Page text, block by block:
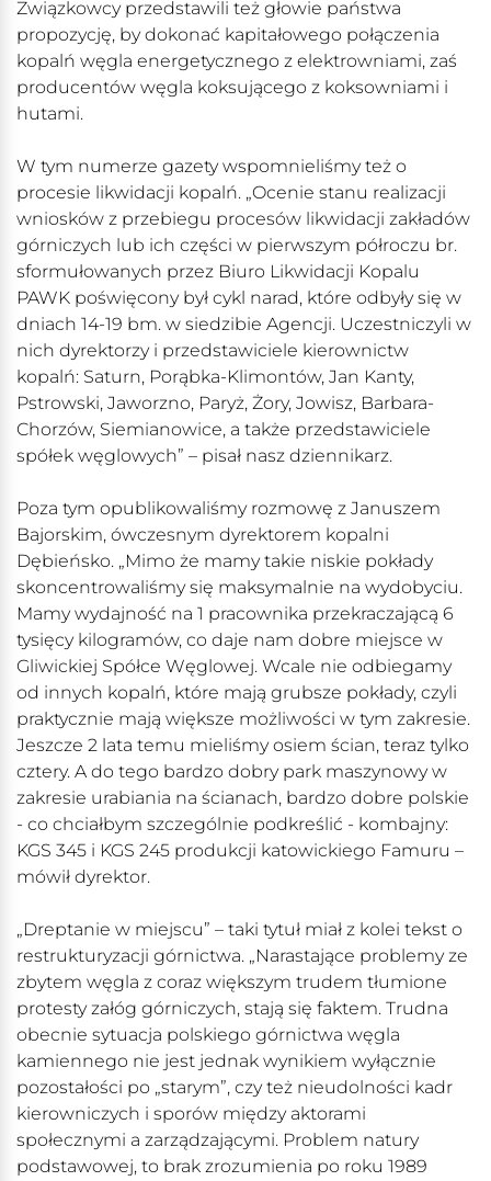
Związkowcy przedstawili też głowie państwa
propozycję, by dokonać kapitałowego połączenia
kopalń węgla energetycznego z elektrowniami, zaś
producentów węgla koksującego z koksowniami i
hutami.
W tym numerze gazety wspomnieliśmy też o
procesie likwidacji kopalń. „Ocenie stanu realizacji
wniosków z przebiegu procesów likwidacji zakładów
górniczych lub ich części w pierwszym półroczu br.
sformułowanych przez Biuro Likwidacji Kopalu
PAWK poświęcony był cykl narad, które odbyły się w
dniach 14-19 bm. w siedzibie Agencji. Uczestniczyli w
nich dyrektorzy i przedstawiciele kierownictw
kopalń: Saturn, Porąbka-Klimontów, Jan Kanty,
Pstrowski, Jaworzno, Paryż, Żory, Jowisz, Barbara-
Chorzów, Siemianowice, a także przedstawiciele
spółek węglowych” – pisał nasz dziennikarz.
Poza tym opublikowaliśmy rozmowę z Januszem
Bajorskim, ówczesnym dyrektorem kopalni
Dębieńsko. „Mimo że mamy takie niskie pokłady
skoncentrowaliśmy się maksymalnie na wydobyciu.
Mamy wydajność na 1 pracownika przekraczającą 6
tysięcy kilogramów, co daje nam dobre miejsce w
Gliwickiej Spółce Węglowej. Wcale nie odbiegamy
od innych kopalń, które mają grubsze pokłady, czyli
praktycznie mają większe możliwości w tym zakresie.
Jeszcze 2 lata temu mieliśmy osiem ścian, teraz tylko
cztery. A do tego bardzo dobry park maszynowy w
zakresie urabiania na ścianach, bardzo dobre polskie
- co chciałbym szczególnie podkreślić - kombajny:
KGS 345 i KGS 245 produkcji katowickiego Famuru –
mówił dyrektor.
„Dreptanie w miejscu” – taki tytuł miał z kolei tekst o
restrukturyzacji górnictwa. „Narastające problemy ze
zbytem węgla z coraz większym trudem tłumione
protesty załóg górniczych, stają się faktem. Trudna
obecnie sytuacja polskiego górnictwa węgla
kamiennego nie jest jednak wynikiem wyłącznie
pozostałości po „starym”, czy też nieudolności kadr
kierowniczych i sporów między aktorami
społecznymi a zarządzającymi. Problem natury
podstawowej, to brak zrozumienia po roku 1989